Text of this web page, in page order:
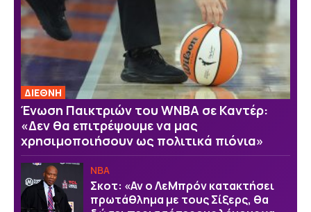
ΔΙΕΘΝΗ
Ένωση Παικτριών του WNBA σε Καντέρ:
«Δεν θα επιτρέψουμε να μας
χρησιμοποιήσουν ως πολιτικά πιόνια»
NBA
Σκοτ: «Αν ο ΛεΜπρόν κατακτήσει
πρωτάθλημα με τους Σίξερς, θα